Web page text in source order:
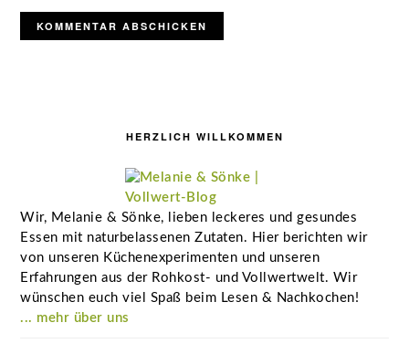
HERZLICH WILLKOMMEN
Wir, Melanie & Sönke, lieben leckeres und gesundes
Essen mit naturbelassenen Zutaten. Hier berichten wir
von unseren Küchenexperimenten und unseren
Erfahrungen aus der Rohkost- und Vollwertwelt. Wir
wünschen euch viel Spaß beim Lesen & Nachkochen!
... mehr über uns